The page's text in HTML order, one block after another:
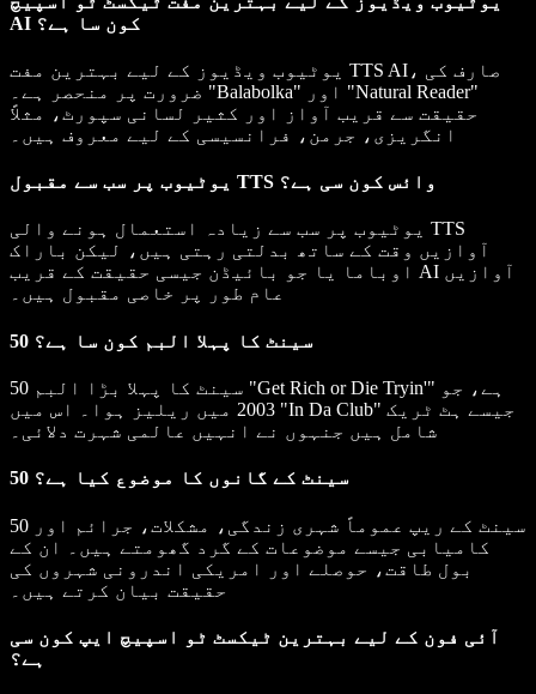
AI کون سا ہے؟
یوٹیوب ویڈیوز کے لیے بہترین مفت TTS AI، صارف کی
ضرورت پر منحصر ہے۔ "Balabolka" اور "Natural Reader"
حقیقت سے قریب آواز اور کثیر لسانی سپورٹ، مثلاً
انگریزی، جرمن، فرانسیسی کے لیے معروف ہیں۔
یوٹیوب پر سب سے مقبول TTS وائس کون سی ہے؟
یوٹیوب پر سب سے زیادہ استعمال ہونے والی TTS
آوازیں وقت کے ساتھ بدلتی رہتی ہیں، لیکن باراک
اوباما یا جو بائیڈن جیسی حقیقت کے قریب AI آوازیں
عام طور پر خاصی مقبول ہیں۔
50 سینٹ کا پہلا البم کون سا ہے؟
50 سینٹ کا پہلا بڑا البم "Get Rich or Die Tryin'" ہے، جو
2003 میں ریلیز ہوا۔ اس میں "In Da Club" جیسے ہٹ ٹریک
شامل ہیں جنہوں نے انہیں عالمی شہرت دلائی۔
50 سینٹ کے گانوں کا موضوع کیا ہے؟
50 سینٹ کے ریپ عموماً شہری زندگی، مشکلات، جرائم اور
کامیابی جیسے موضوعات کے گرد گھومتے ہیں۔ ان کے
بول طاقت، حوصلے اور امریکی اندرونی شہروں کی
حقیقت بیان کرتے ہیں۔
آئی فون کے لیے بہترین ٹیکسٹ ٹو اسپیچ ایپ کون سی
ہے؟